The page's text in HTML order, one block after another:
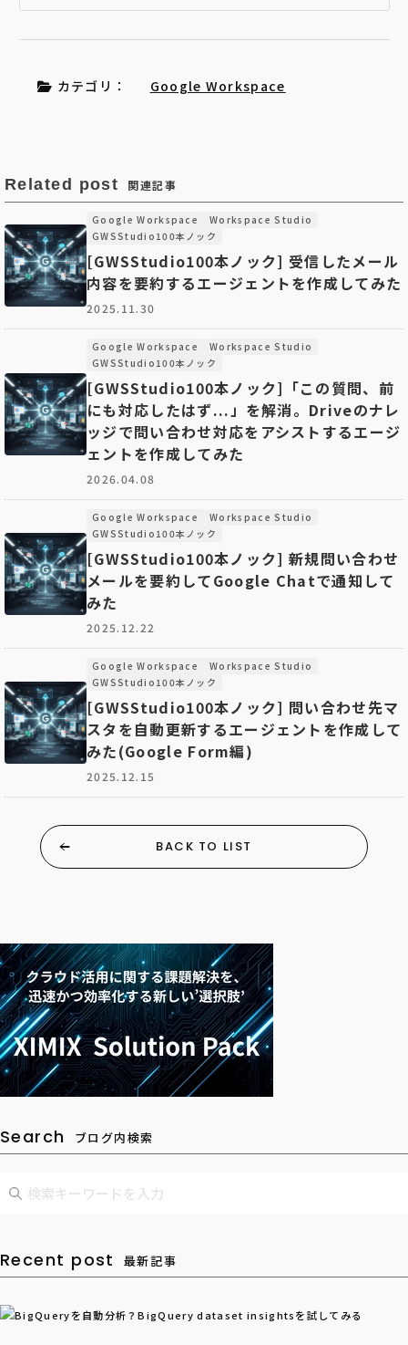
カテゴリ： Google Workspace
Related post 関連記事
Google Workspace
Workspace Studio
GWSStudio100本ノック
[GWSStudio100本ノック] 受信したメール
内容を要約するエージェントを作成してみた
2025.11.30
Google Workspace
Workspace Studio
GWSStudio100本ノック
[GWSStudio100本ノック]「この質問、前
にも対応したはず...」を解消。Driveのナレ
ッジで問い合わせ対応をアシストするエージ
ェントを作成してみた
2026.04.08
Google Workspace
Workspace Studio
GWSStudio100本ノック
[GWSStudio100本ノック] 新規問い合わせ
メールを要約してGoogle Chatで通知して
みた
2025.12.22
Google Workspace
Workspace Studio
GWSStudio100本ノック
[GWSStudio100本ノック] 問い合わせ先マ
スタを自動更新するエージェントを作成して
みた(Google Form編)
2025.12.15
BACK TO LIST
Search ブログ内検索
Recent post 最新記事